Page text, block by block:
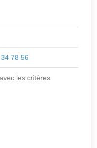
78 56
les critères